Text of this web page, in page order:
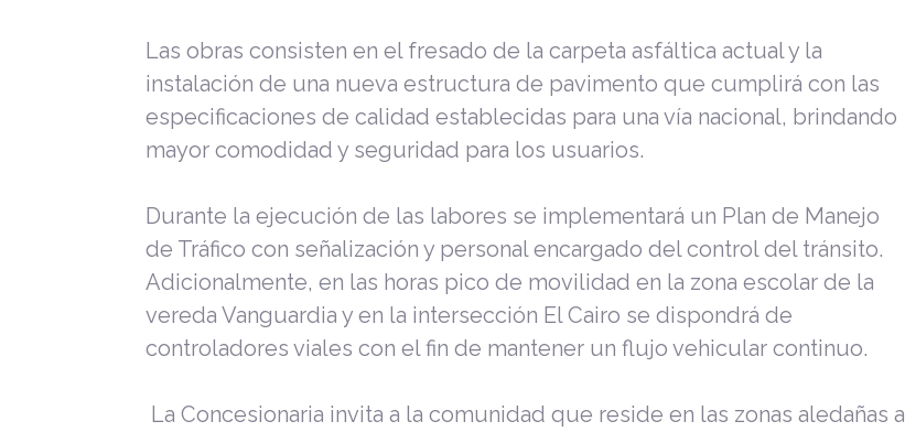
Las obras consisten en el fresado de la carpeta asfáltica actual y la
instalación de una nueva estructura de pavimento que cumplirá con las
especificaciones de calidad establecidas para una vía nacional, brindando
mayor comodidad y seguridad para los usuarios.
Durante la ejecución de las labores se implementará un Plan de Manejo
de Tráfico con señalización y personal encargado del control del tránsito.
Adicionalmente, en las horas pico de movilidad en la zona escolar de la
vereda Vanguardia y en la intersección El Cairo se dispondrá de
controladores viales con el fin de mantener un flujo vehicular continuo.
La Concesionaria invita a la comunidad que reside en las zonas aledañas a